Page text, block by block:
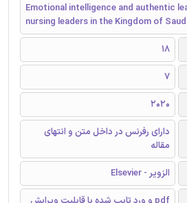
Emotional intelligence and authentic
nursing leaders in the Kingdom of
18
7
2020
دارای رفرنس در داخل متن و انتهای
مقاله
الزویر - Elsevier